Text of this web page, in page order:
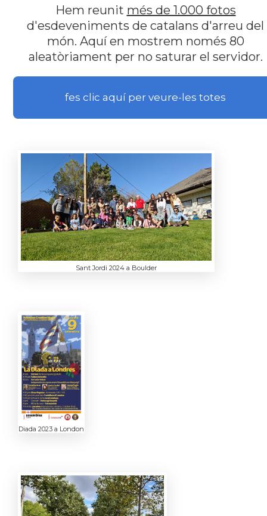
Hem reunit més de 1.000 fotos
d'esdeveniments de catalans d'arreu del
món. Aquí en mostrem només 80
aleatòriament per no saturar el servidor.
fes clic aquí per veure-les totes
Sant Jordi 2024 a Boulder
Diada 2023 a London